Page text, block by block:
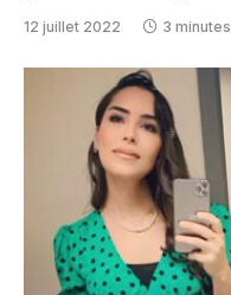
12 juillet 2022 3 minutes